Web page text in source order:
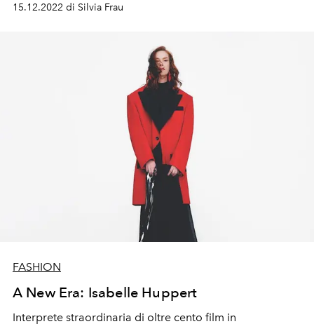
15.12.2022 di Silvia Frau
FASHION
A New Era: Isabelle Huppert
Interprete straordinaria di oltre cento film in